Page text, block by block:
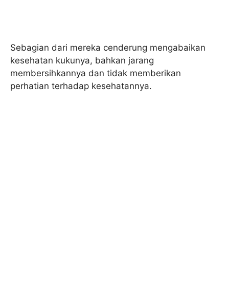
Sebagian dari mereka cenderung mengabaikan
kesehatan kukunya, bahkan jarang
membersihkannya dan tidak memberikan
perhatian terhadap kesehatannya.